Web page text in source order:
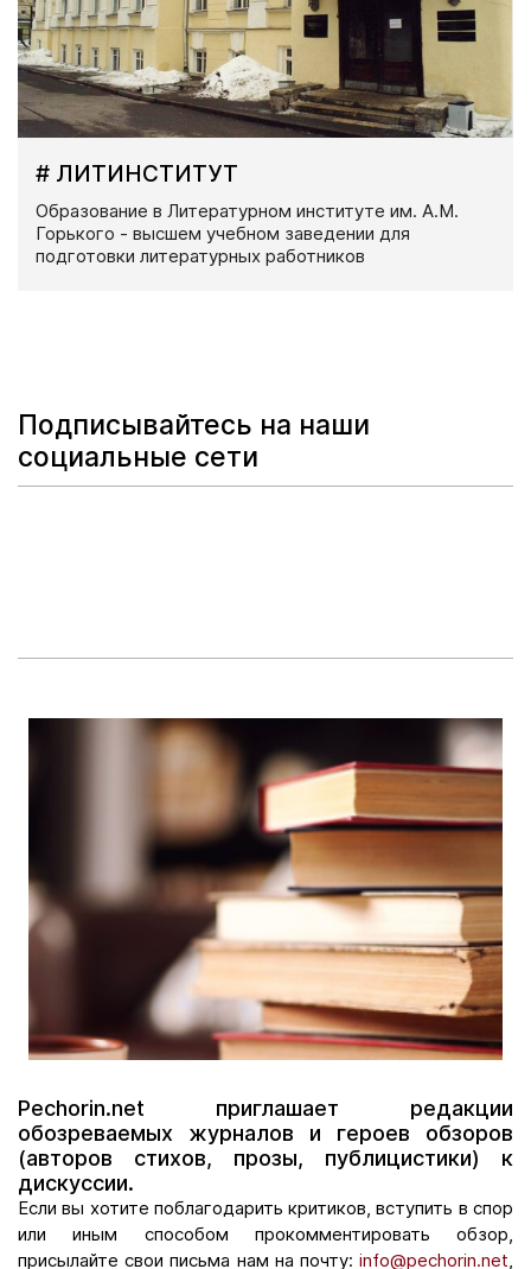
# ЛИТИНСТИТУТ
Образование в Литературном институте им. А.М.
Горького - высшем учебном заведении для
подготовки литературных работников
Подписывайтесь на наши
социальные сети
Pechorin.net приглашает редакции
обозреваемых журналов и героев обзоров
(авторов стихов, прозы, публицистики) к
дискуссии.
Если вы хотите поблагодарить критиков, вступить в спор
или иным способом прокомментировать обзор,
присылайте свои письма нам на почту: info@pechorin.net